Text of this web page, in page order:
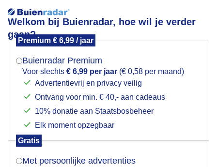
Welkom bij Buienradar, hoe wil je verder
gaan?
Premium € 6,99 / jaar
Buienradar Premium
Voor slechts € 6,99 per jaar (€ 0,58 per maand)
Advertentievrij en privacy veilig
Ontvang voor min. € 40,- aan cadeaus
10% donatie aan Staatsbosbeheer
Elk moment opzegbaar
Gratis
Met persoonlijke advertenties
Zacht en helder weer
Mogen we je locatie gebruiken voor het
Indien je hier nog geen akkoord op hebt gegeven,
verschijnt er zo een pop-up uit je browser waarin
Is goed, toon de popup